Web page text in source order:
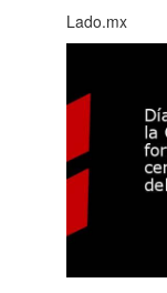
Lado.mx